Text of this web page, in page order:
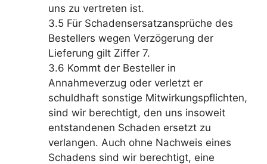
uns zu vertreten ist.
3.5 Für Schadensersatzansprüche des
Bestellers wegen Verzögerung der
Lieferung gilt Ziffer 7.
3.6 Kommt der Besteller in
Annahmeverzug oder verletzt er
schuldhaft sonstige Mitwirkungspflichten,
sind wir berechtigt, den uns insoweit
entstandenen Schaden ersetzt zu
verlangen. Auch ohne Nachweis eines
Schadens sind wir berechtigt, eine